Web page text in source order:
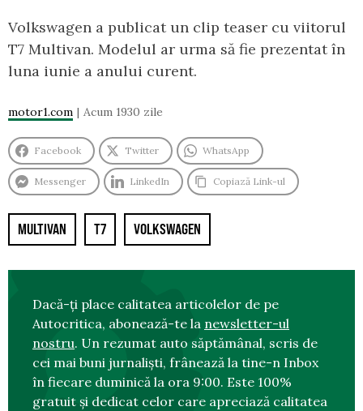
Volkswagen a publicat un clip teaser cu viitorul
T7 Multivan. Modelul ar urma să fie prezentat în
luna iunie a anului curent.
motor1.com Acum 1930 zile
Facebook Twitter WhatsApp
Messenger LinkedIn Copiază Link-ul
MULTIVAN T7 VOLKSWAGEN
Dacă-ți place calitatea articolelor de pe
Autocritica, abonează-te la newsletter-ul
nostru. Un rezumat auto săptămânal, scris de
cei mai buni jurnaliști, frânează la tine-n Inbox
în fiecare duminică la ora 9:00. Este 100%
gratuit și dedicat celor care apreciază calitatea